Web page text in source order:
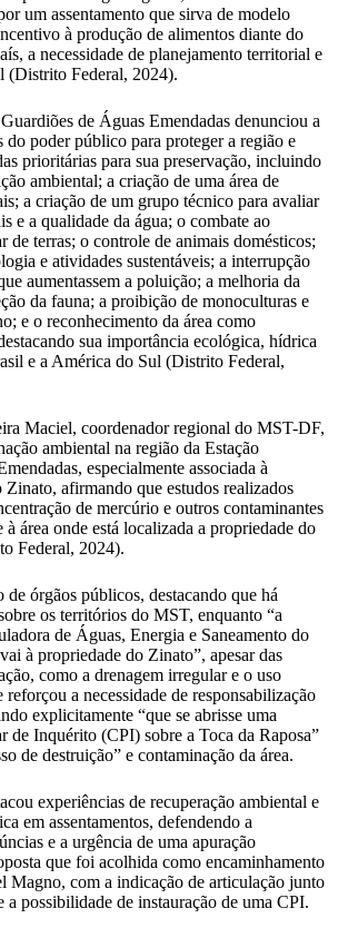
um assentamento que sirva de modelo
à produção de alimentos diante do
a necessidade de planejamento territorial e
(Distrito Federal, 2024).
de Águas Emendadas denunciou a
do poder público para proteger a região e
prioritárias para sua preservação, incluindo
ambiental; a criação de uma área de
a criação de um grupo técnico para avaliar
e a qualidade da água; o combate ao
de terras; o controle de animais domésticos;
e atividades sustentáveis; a interrupção
aumentassem a poluição; a melhoria da
da fauna; a proibição de monoculturas e
e o reconhecimento da área como
sua importância ecológica, hídrica
e a América do Sul (Distrito Federal,
Maciel, coordenador regional do MST-DF,
ambiental na região da Estação
especialmente associada à
afirmando que estudos realizados
de mercúrio e outros contaminantes
à área onde está localizada a propriedade do
Federal, 2024).
órgãos públicos, destacando que há
os territórios do MST, enquanto “a
de Águas, Energia e Saneamento do
à propriedade do Zinato”, apesar das
como a drenagem irregular e o uso
a necessidade de responsabilização
explicitamente “que se abrisse uma
de Inquérito (CPI) sobre a Toca da Raposa”
de destruição” e contaminação da área.
experiências de recuperação ambiental e
em assentamentos, defendendo a
e a urgência de uma apuração
que foi acolhida como encaminhamento
Magno, com a indicação de articulação junto
a possibilidade de instauração de uma CPI.